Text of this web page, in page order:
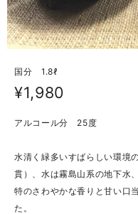
国分 1.8ℓ
¥1,980
アルコール分 25度
水清く緑多いすばらしい環境
貫）、水は霧島山系の地下水
特のさわやかな香りと甘い口
た。